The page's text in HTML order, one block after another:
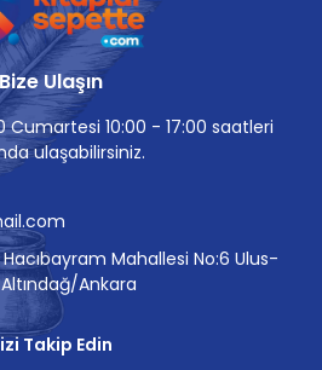
Bize Ulaşın
Cumartesi 10:00 - 17:00 saatleri
ulaşabilirsiniz.
Mahallesi No:6 Ulus-
Altındağ/Ankara
Takip Edin